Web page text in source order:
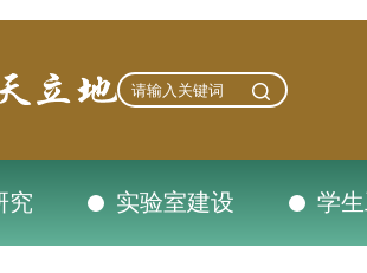
究 实验室建设 学